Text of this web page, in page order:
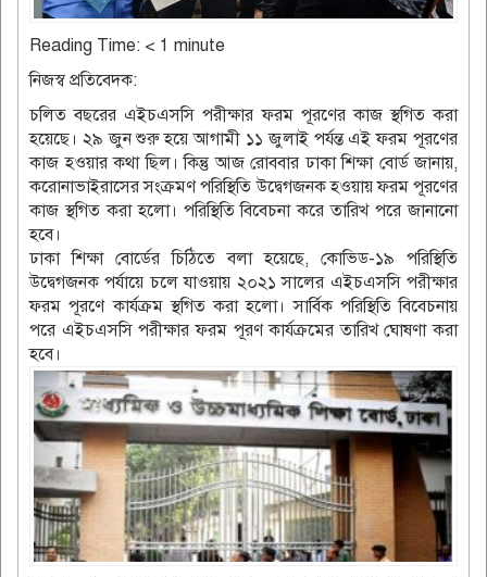
Reading Time: < 1 minute
নিজস্ব প্রতিবেদক:
চলিত বছরের এইচএসসি পরীক্ষার ফরম পূরণের কাজ স্থগিত করা
হয়েছে। ২৯ জুন শুরু হয়ে আগামী ১১ জুলাই পর্যন্ত এই ফরম পূরণের
কাজ হওয়ার কথা ছিল। কিন্তু আজ রোববার ঢাকা শিক্ষা বোর্ড জানায়,
করোনাভাইরাসের সংক্রমণ পরিস্থিতি উদ্বেগজনক হওয়ায় ফরম পূরণের
কাজ স্থগিত করা হলো। পরিস্থিতি বিবেচনা করে তারিখ পরে জানানো
হবে।
ঢাকা শিক্ষা বোর্ডের চিঠিতে বলা হয়েছে, কোভিড-১৯ পরিস্থিতি
উদ্বেগজনক পর্যায়ে চলে যাওয়ায় ২০২১ সালের এইচএসসি পরীক্ষার
ফরম পূরণে কার্যক্রম স্থগিত করা হলো। সার্বিক পরিস্থিতি বিবেচনায়
পরে এইচএসসি পরীক্ষার ফরম পূরণ কার্যক্রমের তারিখ ঘোষণা করা
হবে।